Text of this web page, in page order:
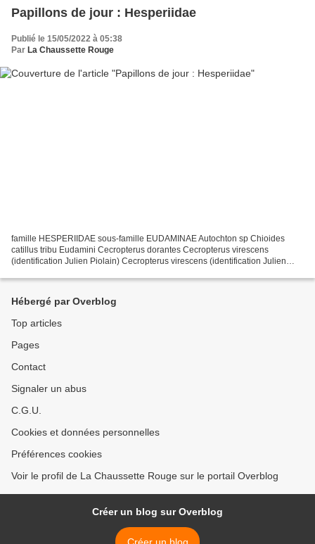
Papillons de jour : Hesperiidae
Publié le 15/05/2022 à 05:38
Par La Chaussette Rouge
famille HESPERIIDAE sous-famille EUDAMINAE Autochton sp Chioides
catillus tribu Eudamini Cecropterus dorantes Cecropterus virescens
(identification Julien Piolain) Cecropterus virescens (identification Julien
Hébergé par Overblog
Top articles
Pages
Contact
Signaler un abus
C.G.U.
Cookies et données personnelles
Préférences cookies
Voir le profil de La Chaussette Rouge sur le portail Overblog
Créer un blog sur Overblog